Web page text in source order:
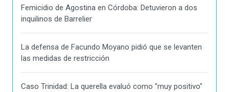
Femicidio de Agostina en Córdoba: Detuvieron a dos
inquilinos de Barrelier
La defensa de Facundo Moyano pidió que se levanten
las medidas de restricción
Caso Trinidad: La querella evaluó como "muy positivo"